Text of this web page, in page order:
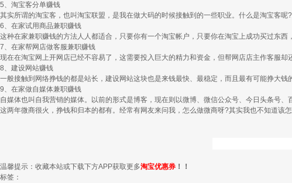
5、淘宝客分单赚钱
其实所谓的淘宝客，也叫淘宝联盟，是我在做大码的时候接触到的一些职业。什么是淘宝客
6、在家试用商品兼职赚钱
这种在家兼职赚钱的方法人人都适合，只要你有一个淘宝帐户，只要你在淘宝上成功买过东西
7、在家帮网店做客服兼职赚钱
现在在淘宝网上开网店已经不容易了，这需要投入巨大的精力和资金，但帮网店店主作客服
8、建设网站赚钱
一般接触到网络挣钱的都是站长，建设网站这块也是来钱最快、最稳定，而且最有可能挣大
9、在家做自媒体兼职赚钱
自媒体也叫自我营销的媒体。以前的形式是博客，现在则以微博、微信公众号、今日头条号
这两年微商很火，挣钱和归本的都有。经常有网友来问我，怎么做微商呀?其实我也不知道该
温馨提示：收藏本站或下载下方APP获取更多淘宝优惠券 ！！
标签：